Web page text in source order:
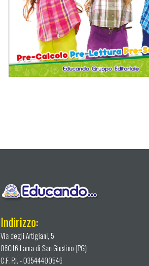
Indirizzo:
Via degli Artigiani, 5
06016 Lama di San Giustino (PG)
C.F. P.I. - 03544400546